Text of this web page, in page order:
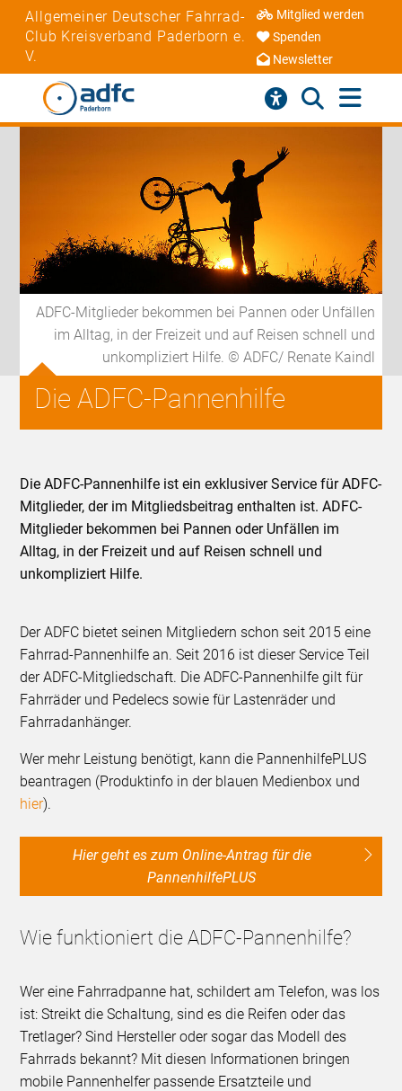
Allgemeiner Deutscher Fahrrad-
Club Kreisverband Paderborn e.
V.
Mitglied werden
Spenden
Newsletter
ADFC-Mitglieder bekommen bei Pannen oder Unfällen
im Alltag, in der Freizeit und auf Reisen schnell und
unkompliziert Hilfe. © ADFC/ Renate Kaindl
Die ADFC-Pannenhilfe
Die ADFC-Pannenhilfe ist ein exklusiver Service für ADFC-
Mitglieder, der im Mitgliedsbeitrag enthalten ist. ADFC-
Mitglieder bekommen bei Pannen oder Unfällen im
Alltag, in der Freizeit und auf Reisen schnell und
unkompliziert Hilfe.
Der ADFC bietet seinen Mitgliedern schon seit 2015 eine
Fahrrad-Pannenhilfe an. Seit 2016 ist dieser Service Teil
der ADFC-Mitgliedschaft. Die ADFC-Pannenhilfe gilt für
Fahrräder und Pedelecs sowie für Lastenräder und
Fahrradanhänger.
Wer mehr Leistung benötigt, kann die PannenhilfePLUS
beantragen (Produktinfo in der blauen Medienbox und
hier).
Hier geht es zum Online-Antrag für die
PannenhilfePLUS
Wie funktioniert die ADFC-Pannenhilfe?
Wer eine Fahrradpanne hat, schildert am Telefon, was los
ist: Streikt die Schaltung, sind es die Reifen oder das
Tretlager? Sind Hersteller oder sogar das Modell des
Fahrrads bekannt? Mit diesen Informationen bringen
mobile Pannenhelfer passende Ersatzteile und